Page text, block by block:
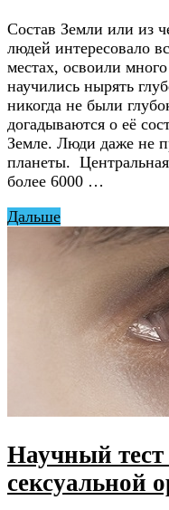
Состав Земли или из
людей интересовало
местах, освоили
научились нырять
никогда не были
догадываются о её
Земле. Люди даже не
планеты.
более 6000 …
Дальше
Научный тест
сексуальной